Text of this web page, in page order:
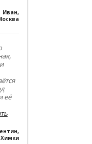
Иван,
её
,
Химки